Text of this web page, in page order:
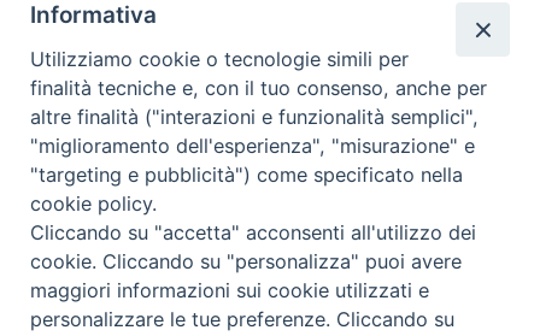
via Serra 6c Genova - tel 010.5530657 - mail:
issr@diocesi.genova.it
Polo Didattico FAD Albenga
Via G. Galilei 36 Albenga (SV) - tel 334 5716127 – mail:
issralbenga@gmail.com
Polo Didattico FAD La Spezia
Via Malaspina n 1 La Spezia - tel e fax 0187 735485 mail:
segreteriaissrsp@libero.it
Informativa
Utilizziamo cookie o tecnologie simili per
finalità tecniche e, con il tuo consenso, anche per
altre finalità ("interazioni e funzionalità semplici",
"miglioramento dell'esperienza", "misurazione" e
"targeting e pubblicità") come specificato nella
cookie policy.
Cliccando su "accetta" acconsenti all'utilizzo dei
cookie. Cliccando su "personalizza" puoi avere
maggiori informazioni sui cookie utilizzati e
personalizzare le tue preferenze. Cliccando su